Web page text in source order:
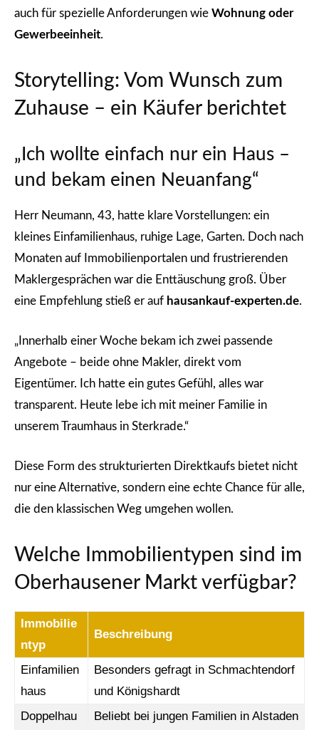
auch für spezielle Anforderungen wie Wohnung oder
Gewerbeeinheit.
Storytelling: Vom Wunsch zum
Zuhause – ein Käufer berichtet
„Ich wollte einfach nur ein Haus –
und bekam einen Neuanfang“
Herr Neumann, 43, hatte klare Vorstellungen: ein
kleines Einfamilienhaus, ruhige Lage, Garten. Doch nach
Monaten auf Immobilienportalen und frustrierenden
Maklergesprächen war die Enttäuschung groß. Über
eine Empfehlung stieß er auf hausankauf-experten.de.
„Innerhalb einer Woche bekam ich zwei passende
Angebote – beide ohne Makler, direkt vom
Eigentümer. Ich hatte ein gutes Gefühl, alles war
transparent. Heute lebe ich mit meiner Familie in
unserem Traumhaus in Sterkrade.“
Diese Form des strukturierten Direktkaufs bietet nicht
nur eine Alternative, sondern eine echte Chance für alle,
die den klassischen Weg umgehen wollen.
Welche Immobilientypen sind im
Oberhausener Markt verfügbar?
Immobilie
ntyp
Beschreibung
Einfamilien
haus
Besonders gefragt in Schmachtendorf
und Königshardt
Doppelhau
Beliebt bei jungen Familien in Alstaden